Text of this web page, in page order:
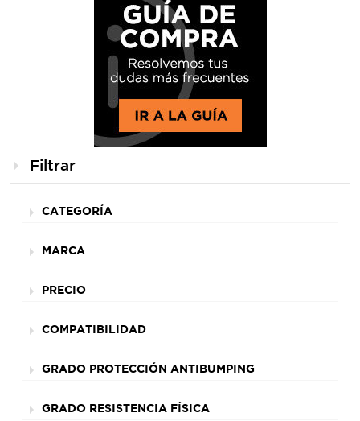
Filtrar
CATEGORÍA
MARCA
PRECIO
COMPATIBILIDAD
GRADO PROTECCIÓN ANTIBUMPING
GRADO RESISTENCIA FÍSICA